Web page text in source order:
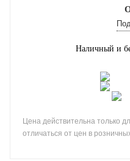
Наличный и
Цена действительна только
отличаться от цен в